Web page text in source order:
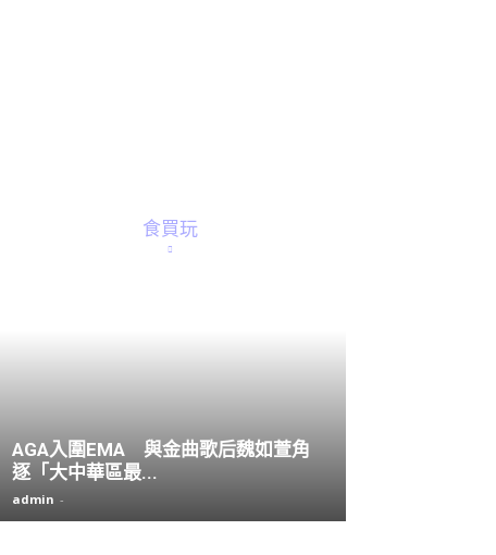
食買玩
AGA入圍EMA 與金曲歌后魏如萱角
逐「大中華區最...
admin -